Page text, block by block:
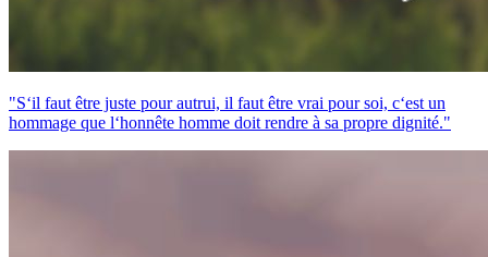
"S‘il faut être juste pour autrui, il faut être vrai pour soi, c‘est un
hommage que l‘honnête homme doit rendre à sa propre dignité."